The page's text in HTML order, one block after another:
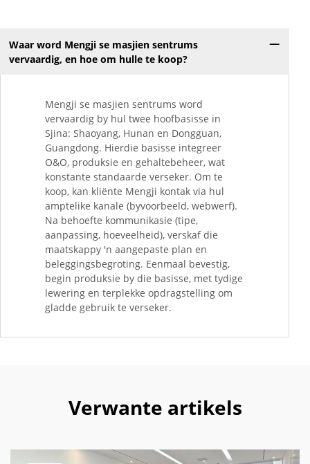
Waar word Mengji se masjien sentrums
vervaardig, en hoe om hulle te koop?
Mengji se masjien sentrums word
vervaardig by hul twee hoofbasisse in
Sjina: Shaoyang, Hunan en Dongguan,
Guangdong. Hierdie basisse integreer
O&O, produksie en gehaltebeheer, wat
konstante standaarde verseker. Om te
koop, kan kliënte Mengji kontak via hul
amptelike kanale (byvoorbeeld, webwerf).
Na behoefte kommunikasie (tipe,
aanpassing, hoeveelheid), verskaf die
maatskappy 'n aangepaste plan en
beleggingsbegroting. Eenmaal bevestig,
begin produksie by die basisse, met tydige
lewering en terplekke opdragstelling om
gladde gebruik te verseker.
Verwante artikels